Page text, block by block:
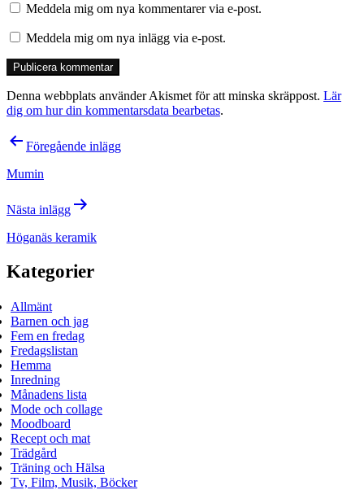
Meddela mig om nya kommentarer via e-post.
Meddela mig om nya inlägg via e-post.
Denna webbplats använder Akismet för att minska skräppost. Lär
dig om hur din kommentarsdata bearbetas.
Inläggsnavigering
Föregående inlägg
Mumin
Nästa inlägg
Höganäs keramik
Kategorier
Allmänt
Barnen och jag
Fem en fredag
Fredagslistan
Hemma
Inredning
Månadens lista
Mode och collage
Moodboard
Recept och mat
Trädgård
Träning och Hälsa
Tv, Film, Musik, Böcker